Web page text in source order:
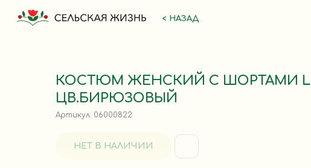
< НАЗАД
КОСТЮМ ЖЕНСКИЙ С ШОРТАМИ L
ЦВ.БИРЮЗОВЫЙ
Артикул: 06000822
НЕТ В НАЛИЧИИ